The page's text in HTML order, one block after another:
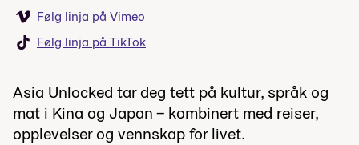
Følg linja på Vimeo
Følg linja på TikTok
Asia Unlocked tar deg tett på kultur, språk og
mat i Kina og Japan – kombinert med reiser,
opplevelser og vennskap for livet.